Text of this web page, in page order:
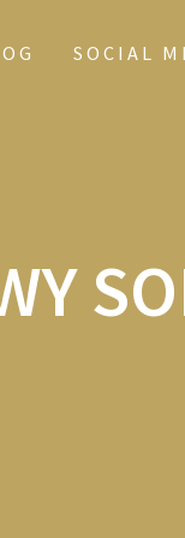
SOCIAL